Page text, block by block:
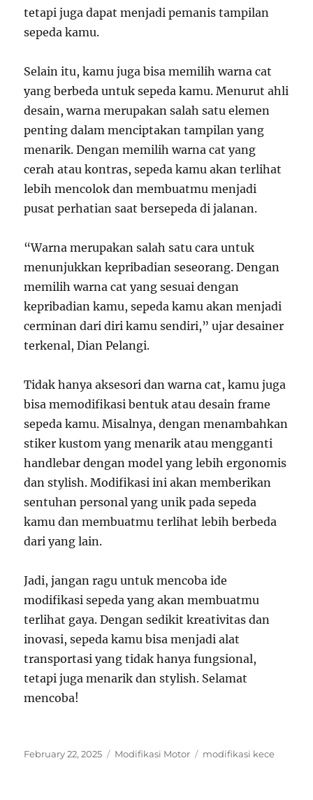
tetapi juga dapat menjadi pemanis tampilan
sepeda kamu.
Selain itu, kamu juga bisa memilih warna cat
yang berbeda untuk sepeda kamu. Menurut ahli
desain, warna merupakan salah satu elemen
penting dalam menciptakan tampilan yang
menarik. Dengan memilih warna cat yang
cerah atau kontras, sepeda kamu akan terlihat
lebih mencolok dan membuatmu menjadi
pusat perhatian saat bersepeda di jalanan.
“Warna merupakan salah satu cara untuk
menunjukkan kepribadian seseorang. Dengan
memilih warna cat yang sesuai dengan
kepribadian kamu, sepeda kamu akan menjadi
cerminan dari diri kamu sendiri,” ujar desainer
terkenal, Dian Pelangi.
Tidak hanya aksesori dan warna cat, kamu juga
bisa memodifikasi bentuk atau desain frame
sepeda kamu. Misalnya, dengan menambahkan
stiker kustom yang menarik atau mengganti
handlebar dengan model yang lebih ergonomis
dan stylish. Modifikasi ini akan memberikan
sentuhan personal yang unik pada sepeda
kamu dan membuatmu terlihat lebih berbeda
dari yang lain.
Jadi, jangan ragu untuk mencoba ide
modifikasi sepeda yang akan membuatmu
terlihat gaya. Dengan sedikit kreativitas dan
inovasi, sepeda kamu bisa menjadi alat
transportasi yang tidak hanya fungsional,
tetapi juga menarik dan stylish. Selamat
mencoba!
Posted
February 22, 2025 Categories
Modifikasi Motor Tags
modifikasi kece